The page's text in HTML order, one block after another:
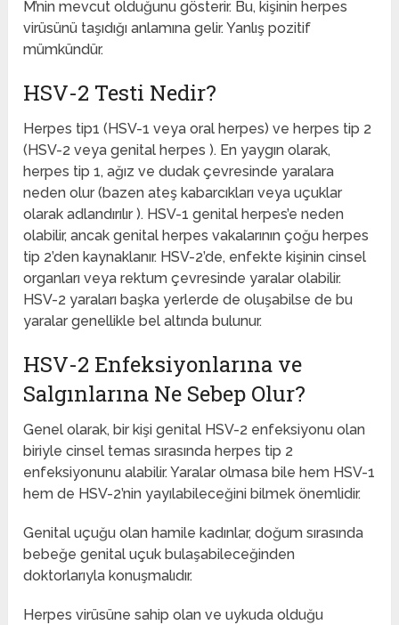
M’nin mevcut olduğunu gösterir. Bu, kişinin herpes
virüsünü taşıdığı anlamına gelir. Yanlış pozitif
mümkündür.
HSV-2 Testi Nedir?
Herpes tip1 (HSV-1 veya oral herpes) ve herpes tip 2
(HSV-2 veya genital herpes ). En yaygın olarak,
herpes tip 1, ağız ve dudak çevresinde yaralara
neden olur (bazen ateş kabarcıkları veya uçuklar
olarak adlandırılır ). HSV-1 genital herpes’e neden
olabilir, ancak genital herpes vakalarının çoğu herpes
tip 2’den kaynaklanır. HSV-2’de, enfekte kişinin cinsel
organları veya rektum çevresinde yaralar olabilir.
HSV-2 yaraları başka yerlerde de oluşabilse de bu
yaralar genellikle bel altında bulunur.
HSV-2 Enfeksiyonlarına ve
Salgınlarına Ne Sebep Olur?
Genel olarak, bir kişi genital HSV-2 enfeksiyonu olan
biriyle cinsel temas sırasında herpes tip 2
enfeksiyonunu alabilir. Yaralar olmasa bile hem HSV-1
hem de HSV-2’nin yayılabileceğini bilmek önemlidir.
Genital uçuğu olan hamile kadınlar, doğum sırasında
bebeğe genital uçuk bulaşabileceğinden
doktorlarıyla konuşmalıdır.
Herpes virüsüne sahip olan ve uykuda olduğu